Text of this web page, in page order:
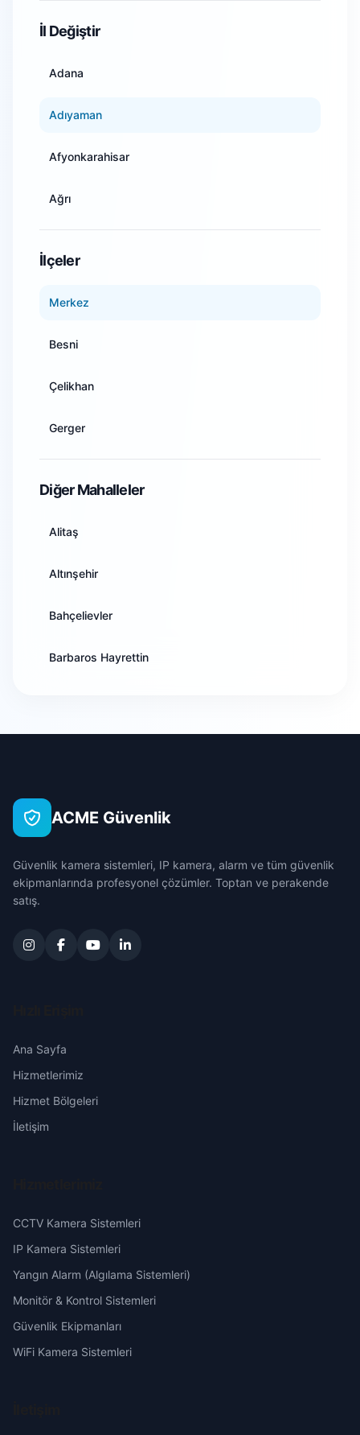
İl Değiştir
Adana
Adıyaman
Afyonkarahisar
Ağrı
Bilecik
Bingöl
Bitlis
Bolu
Burdur
Çorum
Denizli
Edirne
Erzurum
Hakkari
Isparta
İlçeler
Merkez
Besni
Çelikhan
Gerger
Diğer Mahalleler
Alitaş
Altınşehir
Bahçelievler
Barbaros Hayrettin
Hocaömer
İhsaniye
Kayalık
Musalla
Ulus
Yavuz Selim
ACME Güvenlik
Güvenlik kamera sistemleri, IP kamera, alarm ve tüm güvenlik
ekipmanlarında profesyonel çözümler. Toptan ve perakende
satış.
Ana Sayfa
Hizmetlerimiz
Hizmet Bölgeleri
İletişim
CCTV Kamera Sistemleri
IP Kamera Sistemleri
Yangın Alarm (Algılama Sistemleri)
Monitör & Kontrol Sistemleri
Güvenlik Ekipmanları
WiFi Kamera Sistemleri